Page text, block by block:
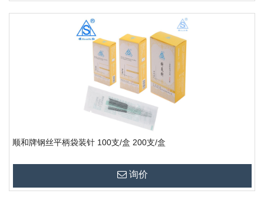
顺和牌钢丝平柄袋装针 100支/盒 200支/盒
询价